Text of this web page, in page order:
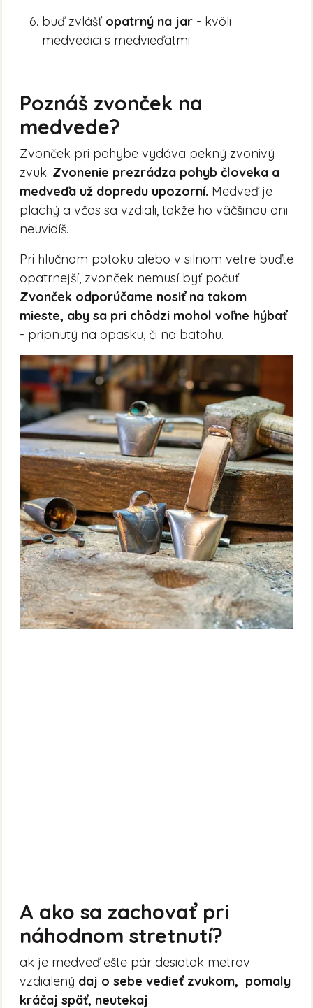
buď zvlášť opatrný na jar - kvôli
medvedici s medvieďatmi
Poznáš zvonček na
medvede?
Zvonček pri pohybe vydáva pekný zvonivý
zvuk. Zvonenie prezrádza pohyb človeka a
medveďa už dopredu upozorní. Medveď je
plachý a včas sa vzdiali, takže ho väčšinou ani
neuvidíš.
Pri hlučnom potoku alebo v silnom vetre buďte
opatrnejší, zvonček nemusí byť počuť.
Zvonček odporúčame nosiť na takom
mieste, aby sa pri chôdzi mohol voľne hýbať
- pripnutý na opasku, či na batohu.
A ako sa zachovať pri
náhodnom stretnutí?
ak je medveď ešte pár desiatok metrov
vzdialený daj o sebe vedieť zvukom, pomaly
kráčaj späť, neutekaj